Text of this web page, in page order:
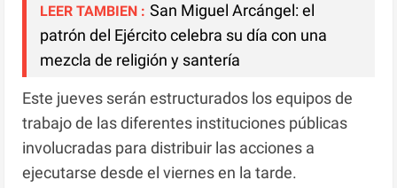
LEER TAMBIEN : San Miguel Arcángel: el
patrón del Ejército celebra su día con una
mezcla de religión y santería
Este jueves serán estructurados los equipos de
trabajo de las diferentes instituciones públicas
involucradas para distribuir las acciones a
ejecutarse desde el viernes en la tarde.